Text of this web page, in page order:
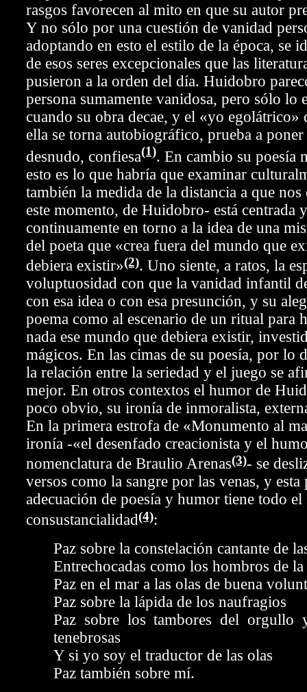
rasgos favorecen al mito en que su autor
Y no sólo por una cuestión de vanidad
adoptando en esto el estilo de la época, se
de esos seres excepcionales que las
pusieron a la orden del día. Huidobro
persona sumamente vanidosa, pero sólo lo
cuando su obra decae, y el «yo egolátrico»
ella se torna autobiográfico, prueba a
desnudo, confiesa(1). En cambio su poesía
esto es lo que habría que examinar
también la medida de la distancia a que nos
este momento, de Huidobro- está centrada
continuamente en torno a la idea de una
del poeta que «crea fuera del mundo que
debiera existir»(2). Uno siente, a ratos, la
voluptuosidad con que la vanidad infantil
con esa idea o con esa presunción, y su
poema como al escenario de un ritual para
nada ese mundo que debiera existir,
mágicos. En las cimas de su poesía, por lo
la relación entre la seriedad y el juego se
mejor. En otros contextos el humor de
poco obvio, su ironía de inmoralista,
En la primera estrofa de «Monumento al
ironía -«el desenfado creacionista y el
nomenclatura de Braulio Arenas(3)- se
versos como la sangre por las venas, y esta
adecuación de poesía y humor tiene todo el
consustancialidad(4):
Paz sobre la constelación cantante de
Entrechocadas como los hombros de
Paz en el mar a las olas de buena
Paz sobre la lápida de los naufragios
Paz sobre los tambores del orgullo
tenebrosas
Y si yo soy el traductor de las olas
Paz también sobre mí.